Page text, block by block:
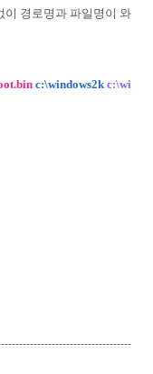
이 경로명과 파일명이 와
c:\windows2k c:\wi